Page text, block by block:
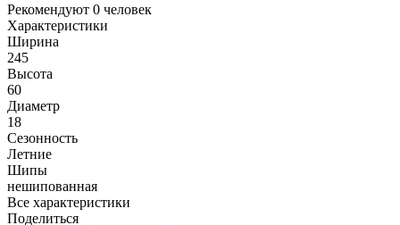
Рекомендуют 0 человек
Характеристики
Ширина
245
Высота
60
Диаметр
18
Сезонность
Летние
Шипы
нешипованная
Все характеристики
Поделиться